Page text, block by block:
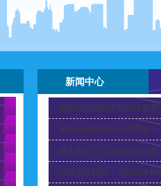
新闻中心
使用河粉机制作时的注意事
米粉机的性能特点有哪些?
馒头机那个品牌更值得信赖
怎样选择购买一台好的米粉